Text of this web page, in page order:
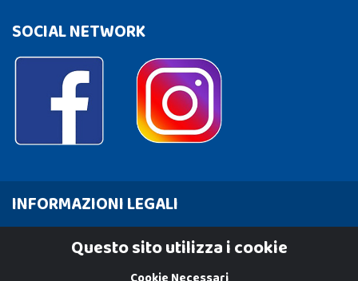
SOCIAL NETWORK
INFORMAZIONI LEGALI
Cookie PolicyQuesto sito utilizza i cookie